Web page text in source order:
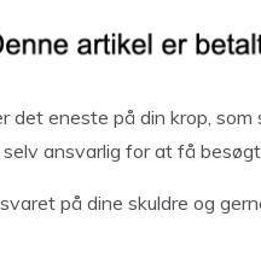
det eneste på din krop,
selv ansvarlig for at få
på dine skuldre og